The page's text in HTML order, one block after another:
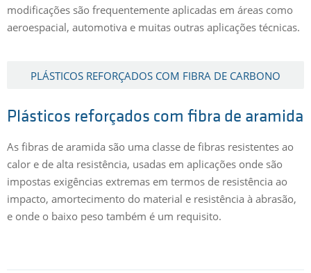
modificações são frequentemente aplicadas em áreas como
aeroespacial, automotiva e muitas outras aplicações técnicas.
PLÁSTICOS REFORÇADOS COM FIBRA DE CARBONO
Plásticos reforçados com fibra de aramida
As fibras de aramida são uma classe de fibras resistentes ao
calor e de alta resistência, usadas em aplicações onde são
impostas exigências extremas em termos de resistência ao
impacto, amortecimento do material e resistência à abrasão,
e onde o baixo peso também é um requisito.